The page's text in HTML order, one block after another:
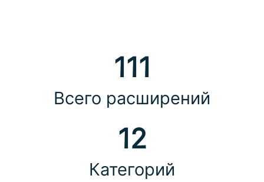
111
Всего расширений
12
Категорий